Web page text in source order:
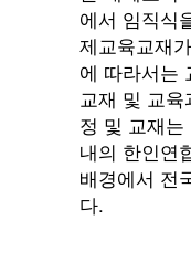
에서 임직식
제교육교재
에 따라서는
교재 및 교
정 및 교재
내의 한인연
배경에서 전
다.